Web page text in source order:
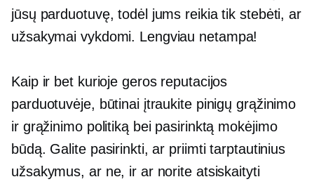
jūsų parduotuvę, todėl jums reikia tik stebėti, ar
užsakymai vykdomi. Lengviau netampa!
Kaip ir bet kurioje geros reputacijos
parduotuvėje, būtinai įtraukite pinigų grąžinimo
ir grąžinimo politiką bei pasirinktą mokėjimo
būdą. Galite pasirinkti, ar priimti tarptautinius
užsakymus, ar ne, ir ar norite atsiskaityti